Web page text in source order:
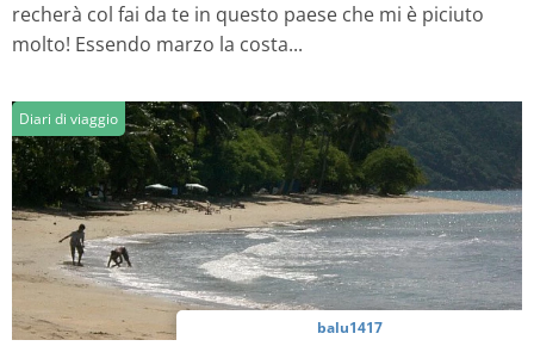
recherà col fai da te in questo paese che mi è piciuto
molto! Essendo marzo la costa...
Diari di viaggio
balu1417